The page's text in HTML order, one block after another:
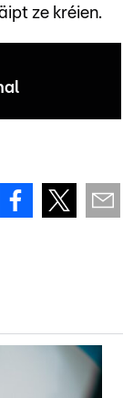
ze kréien.